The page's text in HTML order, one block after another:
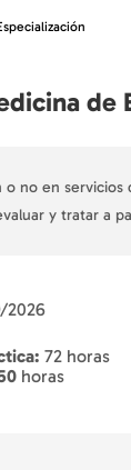
de
o no en
y tratar a
2026
72 horas
horas